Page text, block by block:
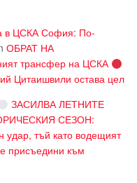
в ЦСКА София: По-
ОБРАТ НА
трансфер на ЦСКА
Цитаишвили остава цел
ЗАСИЛВА ЛЕТНИТЕ
СЕЗОН:
удар, тъй като водещият
присъедини към